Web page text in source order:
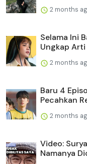
2 months
Selama Ini
Ungkap Arti
2 months
Baru 4
Pecahkan
2 months
Video:
Namanya